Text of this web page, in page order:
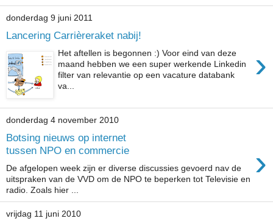
donderdag 9 juni 2011
Lancering Carrièreraket nabij!
›
Het aftellen is begonnen :) Voor eind van deze
maand hebben we een super werkende Linkedin
filter van relevantie op een vacature databank
va...
donderdag 4 november 2010
Botsing nieuws op internet
tussen NPO en commercie
›
De afgelopen week zijn er diverse discussies gevoerd nav de
uitspraken van de VVD om de NPO te beperken tot Televisie en
radio. Zoals hier ...
vrijdag 11 juni 2010